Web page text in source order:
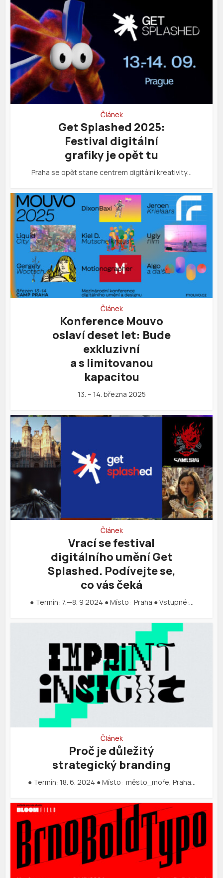
Článek
Get Splashed 2025:
Festival digitální
grafiky je opět tu
Praha se opět stane centrem digitální kreativity…
Článek
Konference Mouvo
oslaví deset let: Bude
exkluzivní
a s limitovanou
kapacitou
13. – 14. března 2025
Článek
Vrací se festival
digitálního umění Get
Splashed. Podívejte se,
co vás čeká
● Termín: 7.—8. 9 2024 ● Místo: Praha ● Vstupné:…
Článek
Proč je důležitý
strategický branding
● Termín: 18. 6. 2024 ● Místo: město_moře, Praha…